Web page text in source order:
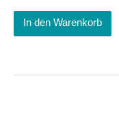
In den Warenkorb